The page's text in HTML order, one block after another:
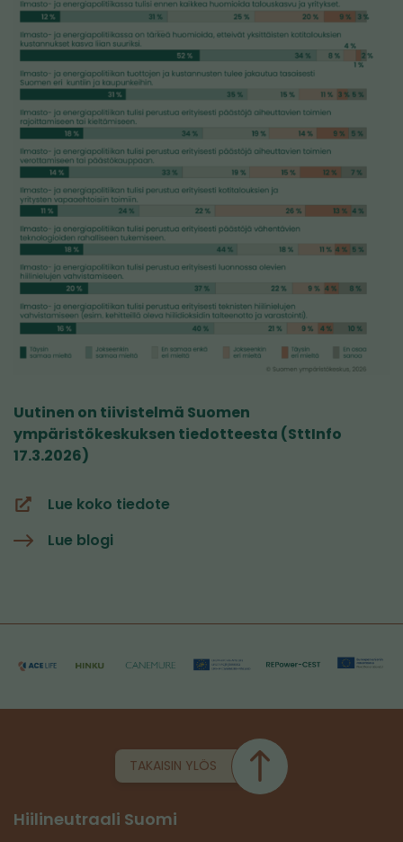
Uutinen on tiivistelmä Suomen
ympäristökeskuksen tiedotteesta (SttInfo
17.3.2026)
Lue koko tiedote
(siirryt
toiseenLue blogi
TAKAISIN YLÖS
Hiilineutraali Suomi